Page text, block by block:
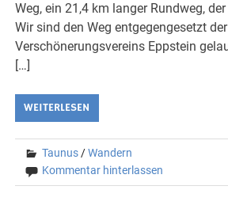
Weg, ein 21,4 km langer Rundweg,
Wir sind den Weg entgegengesetzt
Verschönerungsvereins Eppstein
[…]
WEITERLESEN
Taunus /Wandern
Kommentar hinterlassen